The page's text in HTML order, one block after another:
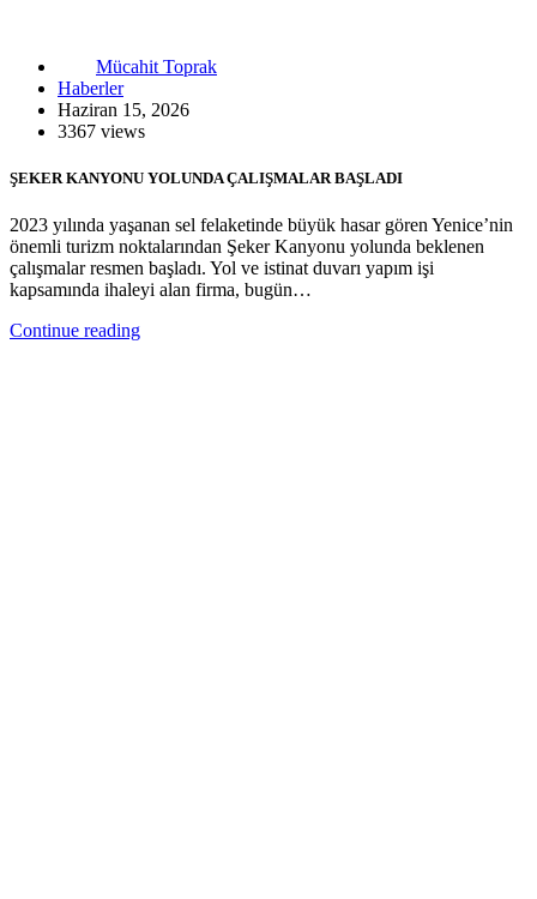
Mücahit Toprak
Haberler
Haziran 15, 2026
3367 views
ŞEKER KANYONU YOLUNDA ÇALIŞMALAR BAŞLADI
2023 yılında yaşanan sel felaketinde büyük hasar gören Yenice’nin
önemli turizm noktalarından Şeker Kanyonu yolunda beklenen
çalışmalar resmen başladı. Yol ve istinat duvarı yapım işi
kapsamında ihaleyi alan firma, bugün…
Continue reading